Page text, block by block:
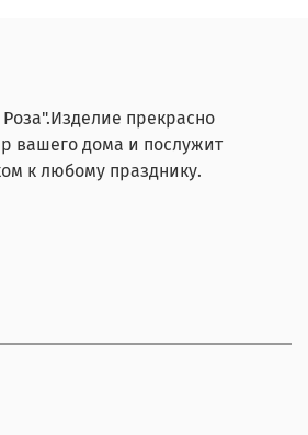
прекрасно
вашего дома и послужит
к любому празднику.